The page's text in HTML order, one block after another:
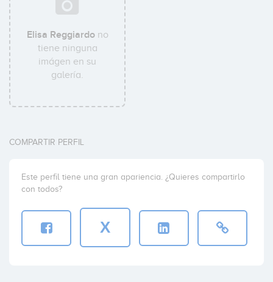
Elisa Reggiardono
tiene ninguna
imágen en su
galería.
COMPARTIR PERFIL
Este perfil tiene una gran apariencia. ¿Quieres compartirlo
con todos?
X